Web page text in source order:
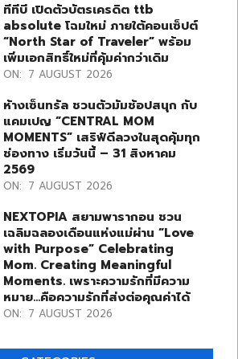
ทีทีบี เปิดตัวบัตรเครดิต ttb
absolute โฉมใหม่ ภายใต้คอนเซ็ปต์
“North Star of Traveler” พร้อม
เพิ่มเอกสิทธิ์ใหม่ที่คุ้มค่ากว่าเดิม
ON: 7 AUGUST 2026
ห้างเซ็นทรัล ชวนตัวมัมช้อปสนุก กับ
แคมเปญ “CENTRAL MOM
MOMENTS” เสริฟ์ดีลวงในสุดคุ้มทุก
ช่องทาง เริ่มวันนี้ – 31 สิงหาคม
2569
ON: 7 AUGUST 2026
NEXTOPIA สยามพารากอน ชวน
เฉลิมฉลองเดือนแห่งแม่ผ่าน “Love
with Purpose” Celebrating
Mom. Creating Meaningful
Moments. เพราะความรักที่มีความ
หมาย…คือความรักที่ส่งต่อคุณค่าได้
ON: 7 AUGUST 2026